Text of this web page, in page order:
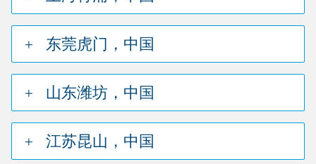
东莞虎门，中国
山东潍坊，中国
江苏昆山，中国